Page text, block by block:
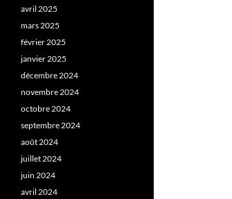
avril 2025
mars 2025
février 2025
janvier 2025
décembre 2024
novembre 2024
octobre 2024
septembre 2024
août 2024
juillet 2024
juin 2024
avril 2024